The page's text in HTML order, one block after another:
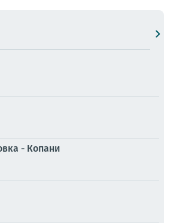
- Копани